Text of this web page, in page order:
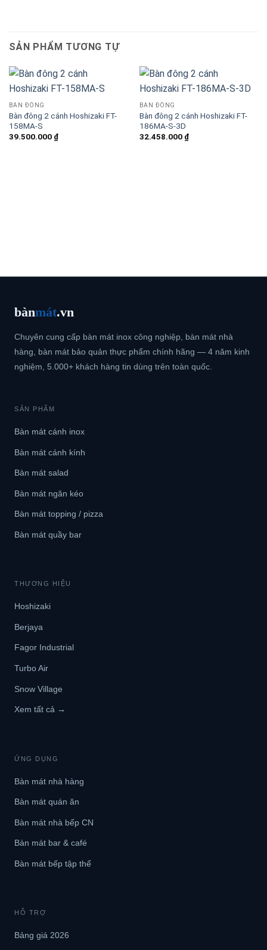
SẢN PHẨM TƯƠNG TỰ
BÀN ĐÔNG
Bàn đông 2 cánh Hoshizaki FT-
158MA-S
39.500.000 ₫
BÀN ĐÔNG
Bàn đông 2 cánh Hoshizaki FT-
186MA-S-3D
32.458.000 ₫
bànmát.vn
Chuyên cung cấp bàn mát inox công nghiệp, bàn mát nhà
hàng, bàn mát bảo quản thực phẩm chính hãng — 4 năm kinh
nghiệm, 5.000+ khách hàng tin dùng trên toàn quốc.
SẢN PHẨM
Bàn mát cánh inox
Bàn mát cánh kính
Bàn mát salad
Bàn mát ngăn kéo
Bàn mát topping / pizza
Bàn mát quầy bar
THƯƠNG HIỆU
Hoshizaki
Berjaya
Fagor Industrial
Turbo Air
Snow Village
Xem tất cả →
ỨNG DỤNG
Bàn mát nhà hàng
Bàn mát quán ăn
Bàn mát nhà bếp CN
Bàn mát bar & café
Bàn mát bếp tập thể
HỖ TRỢ
Bảng giá 2026